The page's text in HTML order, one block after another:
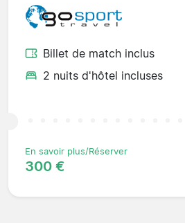
Billet de match inclus
2 nuits d'hôtel incluses
En savoir plus/Réserver
300 €